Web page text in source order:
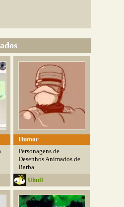
Humor
Personagens de
Desenhos Animados de
Barba
Uhull